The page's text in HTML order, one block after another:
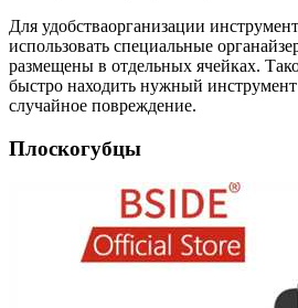
Для удобстваорганизации
использовать специальные
размещены в отдельных ячейках.
быстро находить нужный
случайное повреждение.
Плоскогубцы